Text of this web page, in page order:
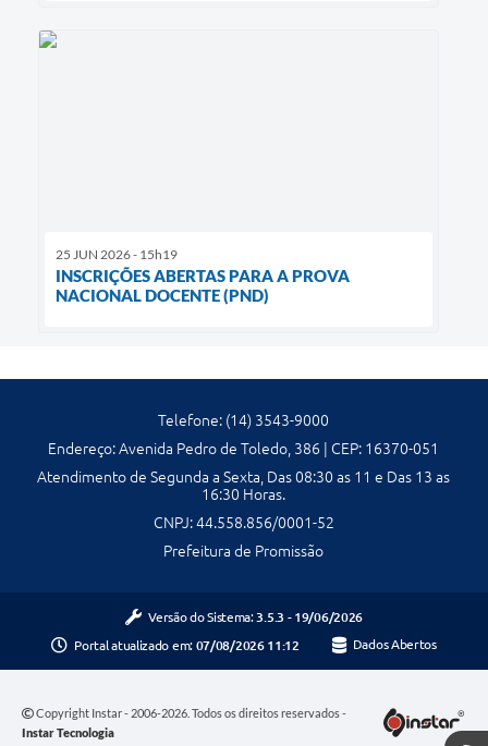
25 JUN 2026 - 15h19
INSCRIÇÕES ABERTAS PARA A PROVA
NACIONAL DOCENTE (PND)
Telefone: (14) 3543-9000
Endereço: Avenida Pedro de Toledo, 386 | CEP: 16370-051
Atendimento de Segunda a Sexta, Das 08:30 as 11 e Das 13 as
16:30 Horas.
CNPJ: 44.558.856/0001-52
Prefeitura de Promissão
Versão do Sistema: 3.5.3 - 19/06/2026
Portal atualizado em: 07/08/2026 11:12 Dados Abertos
Copyright Instar - 2006-2026. Todos os direitos reservados -
Instar Tecnologia